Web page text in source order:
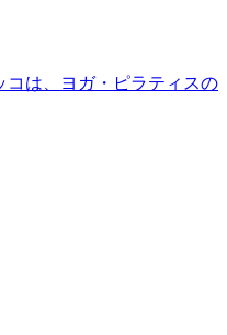
コは、ヨガ・ピラティスの